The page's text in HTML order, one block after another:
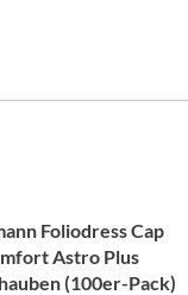
Foliodress Cap
Astro Plus
(100er-Pack)